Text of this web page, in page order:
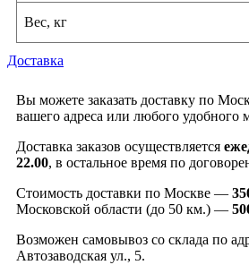
Вес, кг
Доставка
Вы можете заказать доставку по
вашего адреса или любого удобного
Доставка заказов осуществляется
22.00, в остальное время по
Стоимость доставки по Москве —
Московской области (до 50 км.) —
Возможен самовывоз со склада по
Автозаводская ул., 5.